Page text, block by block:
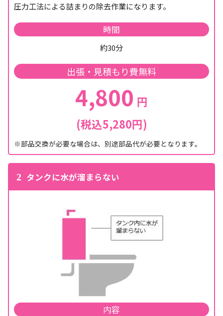
圧力工法による詰まりの除去作業になります。
時間
約30分
出張・見積もり費無料
4,800 円
(税込5,280円)
※部品交換が必要な場合は、別途部品代が必要となります。
2 タンクに水が溜まらない
内容